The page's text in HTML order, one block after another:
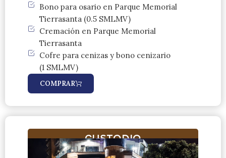
Bono para osario en Parque Memorial
Tierrasanta (0.5 SMLMV)
Cremación en Parque Memorial
Tierrasanta
Cofre para cenizas y bono cenizario
(1 SMLMV)
COMPRAR
CUSTODIO